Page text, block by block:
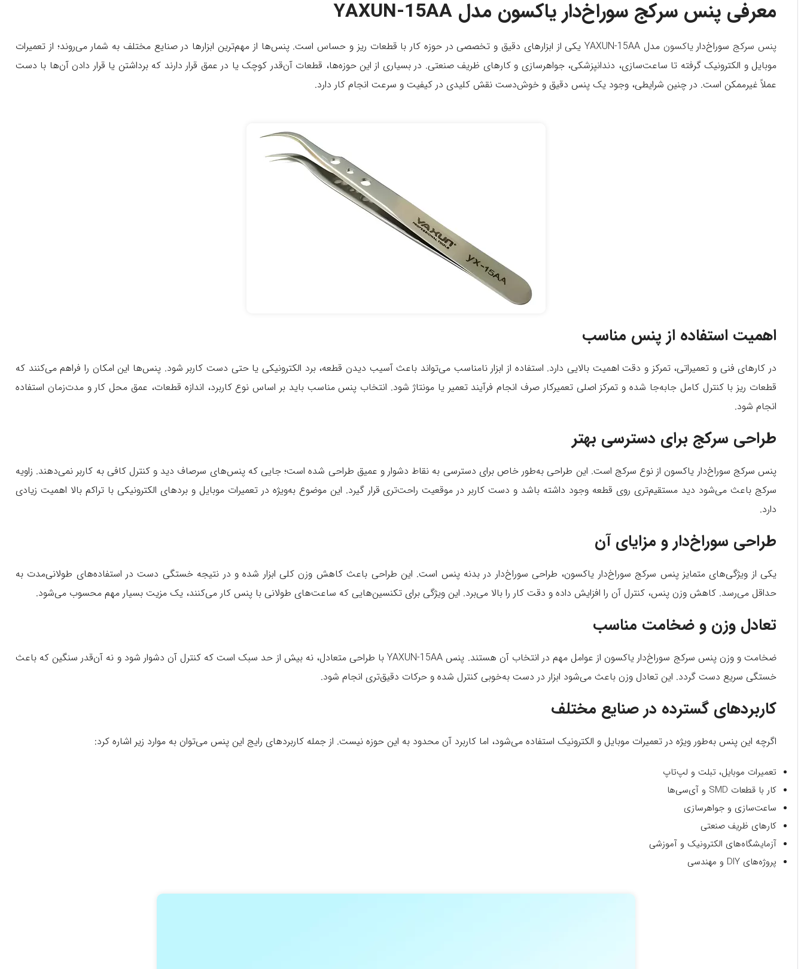
معرفی پنس سرکج سوراخ‌دار یاکسون مدل YAXUN-15AA
پنس سرکج سوراخ‌داریاکسون
مدل YAXUN-15AA یکی از ابزارهای دقیق و تخصصی در حوزه کار با قطعات ریز و حساس است. پنس‌ها از مهم‌ترین ابزارها در صنایع مختلف به شمار می‌روند؛ از تعمیرات
موبایل و الکترونیک گرفته تا ساعت‌سازی، دندانپزشکی، جواهرسازی و کارهای ظریف صنعتی. در بسیاری از این حوزه‌ها، قطعات آن‌قدر کوچک یا در عمق قرار دارند که برداشتن یا قرار دادن آن‌ها با دست
عملاً غیرممکن است. در چنین شرایطی، وجود یک پنس دقیق و خوش‌دست نقش کلیدی در کیفیت و سرعت انجام کار دارد.
اهمیت استفاده از پنس مناسب
در کارهای فنی و تعمیراتی، تمرکز و دقت اهمیت بالایی دارد. استفاده از ابزار نامناسب می‌تواند باعث آسیب دیدن قطعه، برد الکترونیکی یا حتی دست کاربر شود. پنس‌ها این امکان را فراهم می‌کنند که
قطعات ریز با کنترل کامل جابه‌جا شده و تمرکز اصلی تعمیرکار صرف انجام فرآیند تعمیر یا مونتاژ شود. انتخاب پنس مناسب باید بر اساس نوع کاربرد، اندازه قطعات، عمق محل کار و مدت‌زمان استفاده
انجام شود.
طراحی سرکج برای دسترسی بهتر
پنس سرکج سوراخ‌دار یاکسون از نوع سرکج است. این طراحی به‌طور خاص برای دسترسی به نقاط دشوار و عمیق طراحی شده است؛ جایی که پنس‌های سرصاف دید و کنترل کافی به کاربر نمی‌دهند. زاویه
سرکج باعث می‌شود دید مستقیم‌تری روی قطعه وجود داشته باشد و دست کاربر در موقعیت راحت‌تری قرار گیرد. این موضوع به‌ویژه در تعمیرات موبایل و بردهای الکترونیکی با تراکم بالا اهمیت زیادی
دارد.
طراحی سوراخ‌دار و مزایای آن
یکی از ویژگی‌های متمایز پنس سرکج سوراخ‌دار یاکسون، طراحی سوراخ‌دار در بدنه پنس است. این طراحی باعث کاهش وزن کلی ابزار شده و در نتیجه خستگی دست در استفاده‌های طولانی‌مدت به
حداقل می‌رسد. کاهش وزن پنس، کنترل آن را افزایش داده و دقت کار را بالا می‌برد. این ویژگی برای تکنسین‌هایی که ساعت‌های طولانی با پنس کار می‌کنند، یک مزیت بسیار مهم محسوب می‌شود.
تعادل وزن و ضخامت مناسب
ضخامت و وزن پنس سرکج سوراخ‌دار یاکسون از عوامل مهم در انتخاب آن هستند. پنس YAXUN-15AA با طراحی متعادل، نه بیش از حد سبک است که کنترل آن دشوار شود و نه آن‌قدر سنگین که باعث
خستگی سریع دست گردد. این تعادل وزن باعث می‌شود ابزار در دست به‌خوبی کنترل شده و حرکات دقیق‌تری انجام شود.
کاربردهای گسترده در صنایع مختلف
اگرچه این پنس به‌طور ویژه در تعمیرات موبایل و الکترونیک استفاده می‌شود، اما کاربرد آن محدود به این حوزه نیست. از جمله کاربردهای رایج این پنس می‌توان به موارد زیر اشاره کرد:
تعمیرات موبایل، تبلت و لپ‌تاپ
کار با قطعات SMD و آی‌سی‌ها
ساعت‌سازی و جواهرسازی
کارهای ظریف صنعتی
آزمایشگاه‌های الکترونیک و آموزشی
پروژه‌های DIY و مهندسی